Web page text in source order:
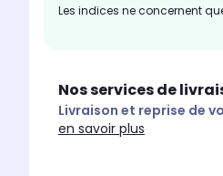
Les indices ne concernent
Nos services de
Livraison et reprise de
en savoir plus